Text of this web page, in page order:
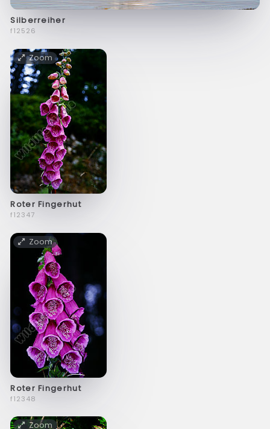
Silberreiher
f12526
Zoom
Roter Fingerhut
f12347
Zoom
Roter Fingerhut
f12348
Zoom